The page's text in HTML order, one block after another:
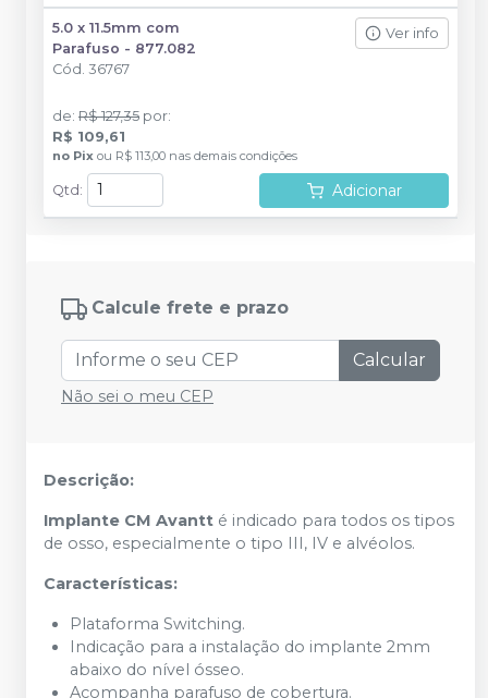
5.0 x 11.5mm com
Parafuso - 877.082
Cód. 36767
Ver info
de: R$ 127,35 por:
R$ 109,61
no Pix ou R$ 113,00 nas demais condições
Qtd: Adicionar
Calcule frete e prazo
Calcular
Não sei o meu CEP
Descrição:
Implante CM Avantt é indicado para todos os tipos
de osso, especialmente o tipo III, IV e alvéolos.
Características:
Plataforma Switching.
Indicação para a instalação do implante 2mm
abaixo do nível ósseo.
Acompanha parafuso de cobertura.